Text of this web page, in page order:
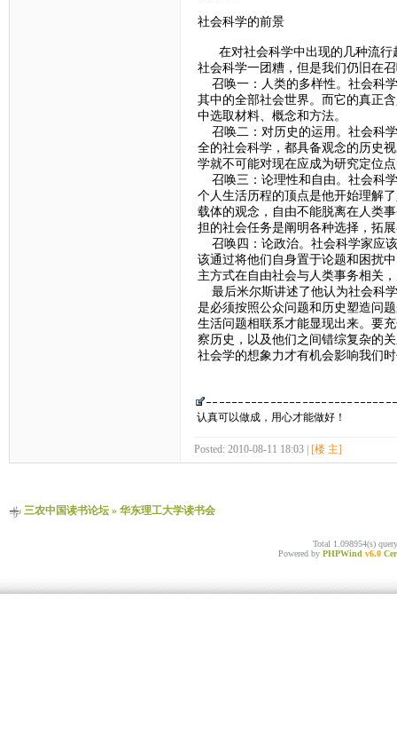
社会科学的前景
在对社会科学中出现的几种流行
社会科学一团糟，但是我们仍旧在
召唤一：人类的多样性。社会科
其中的全部社会世界。而它的真正
中选取材料、概念和方法。
召唤二：对历史的运用。社会科
全的社会科学，都具备观念的历史
学就不可能对现在应成为研究定位
召唤三：论理性和自由。社会科
个人生活历程的顶点是他开始理解
载体的观念，自由不能脱离在人类
担的社会任务是阐明各种选择，拓
召唤四：论政治。社会科学家应
该通过将他们自身置于论题和困扰
主方式在自由社会与人类事务相关
最后米尔斯讲述了他认为社会科
是必须按照公众问题和历史塑造问
生活问题相联系才能显现出来。要
察历史，以及他们之间错综复杂的
社会学的想象力才有机会影响我们
认真可以做成，用心才能做好！
Posted: 2010-08-11 18:03 | [楼 主]
三农中国读书论坛» 华东理工大学读书会
Total 1.098954(s)
Powered by PHPWind v6.0